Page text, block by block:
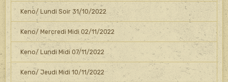
Keno/ Lundi Soir 31/10/2022
Keno/ Mercredi Midi 02/11/2022
Keno/ Lundi Midi 07/11/2022
Keno/ Jeudi Midi 10/11/2022